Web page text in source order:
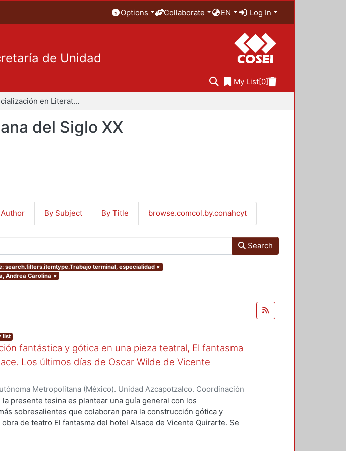
Options Collaborate EN Log In
de Unidad
My List[0]
Especialización en Literatura Mexicana del Siglo XX
del Siglo XX
By Subject By Title browse.comcol.by.conahcyt
Search
search.filters.itemtype.Trabajo terminal, especialidad ×
Andrea Carolina ×
list
fantástica y gótica en una pieza teatral, El fantasma
Los últimos días de Oscar Wilde de Vicente
Metropolitana (México). Unidad Azcapotzalco. Coordinación
Información.,2023-11)Godínez Rivera, Andrea Carolina
presente tesina es plantear una guía general con los
sobresalientes que colaboran para la construcción gótica y
de teatro El fantasma del hotel Alsace de Vicente Quirarte. Se